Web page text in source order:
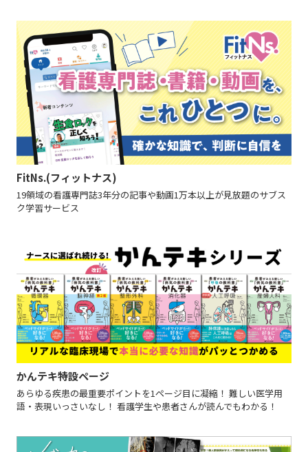
FitNs.(フィットナス)
19領域の看護専門誌3年分の記事や動画1万本以上が見放題のサブス
ク学習サービス
かんテキ特設ページ
あらゆる疾患の最重要ポイントを1ページ目に凝縮！ 難しい医学用
語・表現いっさいなし！ 看護学生や患者さんが読んでもわかる！